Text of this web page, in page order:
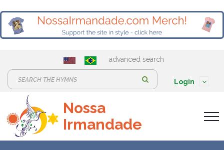
advanced search
e
a
r
Login
Nossa
Irmandade